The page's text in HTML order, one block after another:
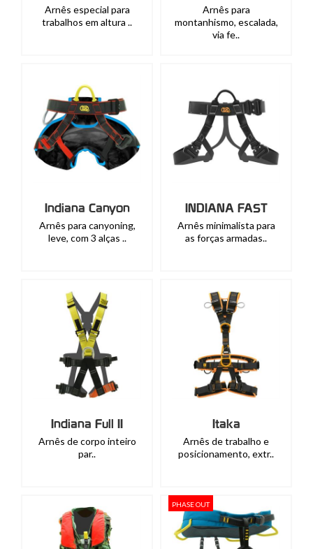
Arnês especial para
trabalhos em altura ..
Arnês para
montanhismo, escalada,
via fe..
Indiana Canyon
Arnês para canyoning,
leve, com 3 alças ..
INDIANA FAST
Arnês minimalista para
as forças armadas..
Indiana Full II
Arnês de corpo inteiro
par..
Itaka
Arnês de trabalho e
posicionamento, extr..
PHASE OUT